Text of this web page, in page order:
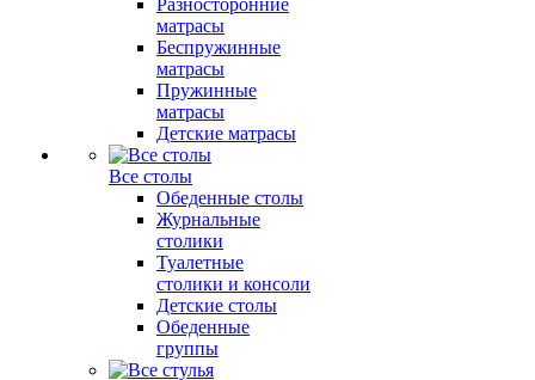
Разносторонние
матрасы
Беспружинные
матрасы
Пружинные
матрасы
Детские матрасы
Все столы
Обеденные столы
Журнальные
столики
Туалетные
столики и консоли
Детские столы
Обеденные
группы